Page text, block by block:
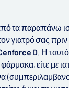
τα παραπάνω
γιατρό σας
D. Η
είτε με